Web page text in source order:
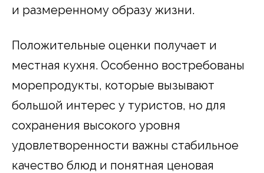
и размеренному образу жизни.
Положительные оценки получает и
местная кухня. Особенно востребованы
морепродукты, которые вызывают
большой интерес у туристов, но для
сохранения высокого уровня
удовлетворенности важны стабильное
качество блюд и понятная ценовая